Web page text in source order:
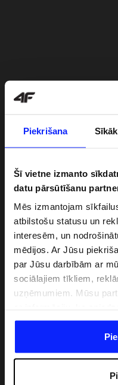
Piekrišana
Šī vietne izmanto
datu pārsūtīšanu
Mēs izmantojam
atbilstošu statusu un
interesēm, un
mēdijos. Ar Jūsu
par Jūsu darbībām ar
sociālajiem tīkliem,
uzņēmumiem. Mūsu
datiem, ko viņi iegūst,
Jūsu atļauju, mēs
saviem partneriem, lai
saturu un uzlabotu